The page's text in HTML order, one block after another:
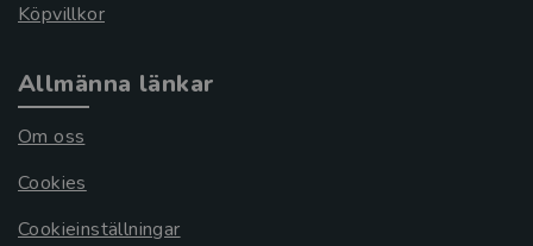
Köpvillkor
Allmänna länkar
Om oss
Cookies
Cookieinställningar